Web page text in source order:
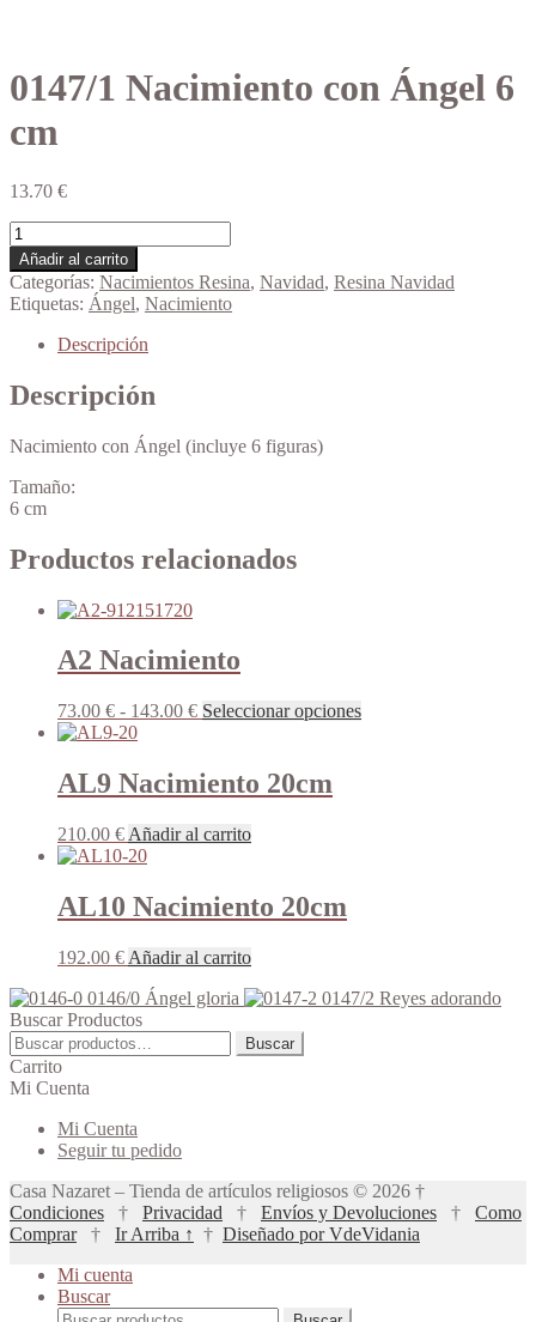
0147/1 Nacimiento con Ángel 6
cm
13.70 €
0147/1
Nacimiento
con
Ángel
6
cantidad
Añadir al carrito
Categorías: Nacimientos Resina, Navidad, Resina Navidad
Etiquetas: Ángel, Nacimiento
Descripción
Descripción
Nacimiento con Ángel (incluye 6 figuras)
Tamaño:
6 cm
Productos relacionados
A2 Nacimiento
73.00 € - 143.00 €Rango
desde
73.00 €
143.00 €
Seleccionar opcionesEste
de
producto
AL9 Nacimiento 20cm
210.00 € Añadir al carrito
AL10 Nacimiento 20cm
192.00 € Añadir al carrito
0146/0 Ángel gloria
0147/2 Reyes adorando
Buscar Productos
Buscar
por:
Buscar
Carrito
Mi Cuenta
Mi Cuenta
Seguir tu pedido
Casa Nazaret – Tienda de artículos religiosos © 2026 †
Condiciones † Privacidad † Envíos y Devoluciones † Como
Comprar† Ir Arriba ↑ † Diseñado por VdeVidania
Mi cuenta
Buscar
Buscar